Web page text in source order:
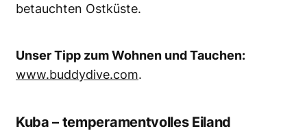
betauchten Ostküste.
Unser Tipp zum Wohnen und Tauchen:
www.buddydive.com.
Kuba – temperamentvolles Eiland